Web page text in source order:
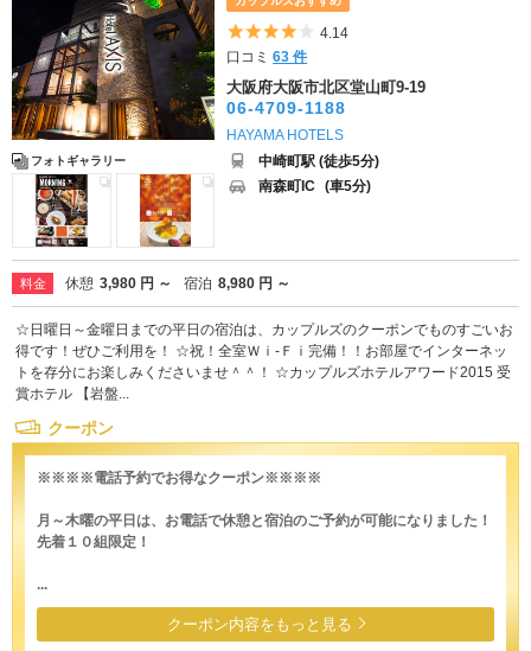
フォトギャラリー
5つ星のうち4
4.14
口コミ63 件
大阪府大阪市北区堂山町9-19
06-4709-1188
HAYAMA HOTELS
中崎町駅 (徒歩5分)
南森町IC (車5分)
料金 休憩 3,980 円 ～ 宿泊 8,980 円 ～
☆日曜日～金曜日までの平日の宿泊は、カップルズのクーポンでものすごいお
得です！ぜひご利用を！ ☆祝！全室Ｗｉ-Ｆｉ完備！！お部屋でインターネッ
トを存分にお楽しみくださいませ＾＾！ ☆カップルズホテルアワード2015 受
賞ホテル 【岩盤...
クーポン
※※※※電話予約でお得なクーポン※※※※
月～木曜の平日は、お電話で休憩と宿泊のご予約が可能になりました！
先着１０組限定！
...
クーポン内容をもっと見る